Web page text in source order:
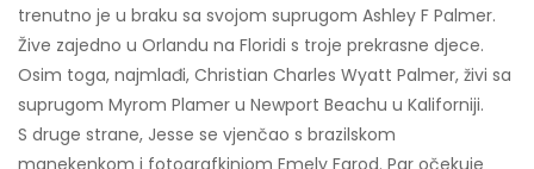
trenutno je u braku sa svojom suprugom Ashley F Palmer.
Žive zajedno u Orlandu na Floridi s troje prekrasne djece.
Osim toga, najmlađi, Christian Charles Wyatt Palmer, živi sa
suprugom Myrom Plamer u Newport Beachu u Kaliforniji.
S druge strane, Jesse se vjenčao s brazilskom